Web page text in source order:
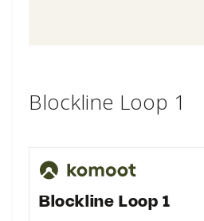
Blockline Loop 1